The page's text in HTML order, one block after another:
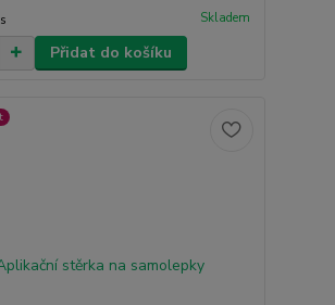
Skladem
Přidat do košíku